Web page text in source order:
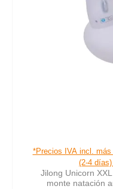
*Precios IVA incl.
(2-4
Jilong Unicorn
monte natación